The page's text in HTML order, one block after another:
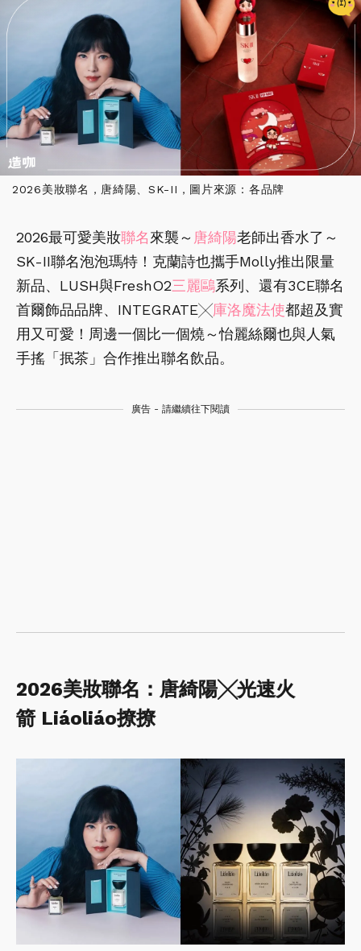
2026美妝聯名，唐綺陽、SK-II，圖片來源：各品牌
2026最可愛美妝聯名來襲～ 唐綺陽老師出香水了～
SK-II聯名泡泡瑪特！克蘭詩也攜手Molly推出限量
新品、LUSH與FreshO2三麗鷗系列、還有3CE聯名
首爾飾品品牌、INTEGRATE╳庫洛魔法使都超及實
用又可愛！周邊一個比一個燒～怡麗絲爾也與人氣
手搖「抿茶」合作推出聯名飲品。
廣告 - 請繼續往下閱讀
2026美妝聯名：唐綺陽╳光速火
箭 Liáoliáo撩撩